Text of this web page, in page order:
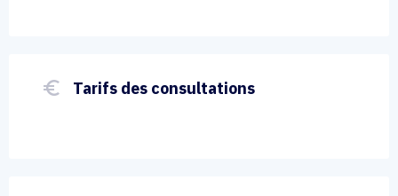
euro_symbol Tarifs des consultations